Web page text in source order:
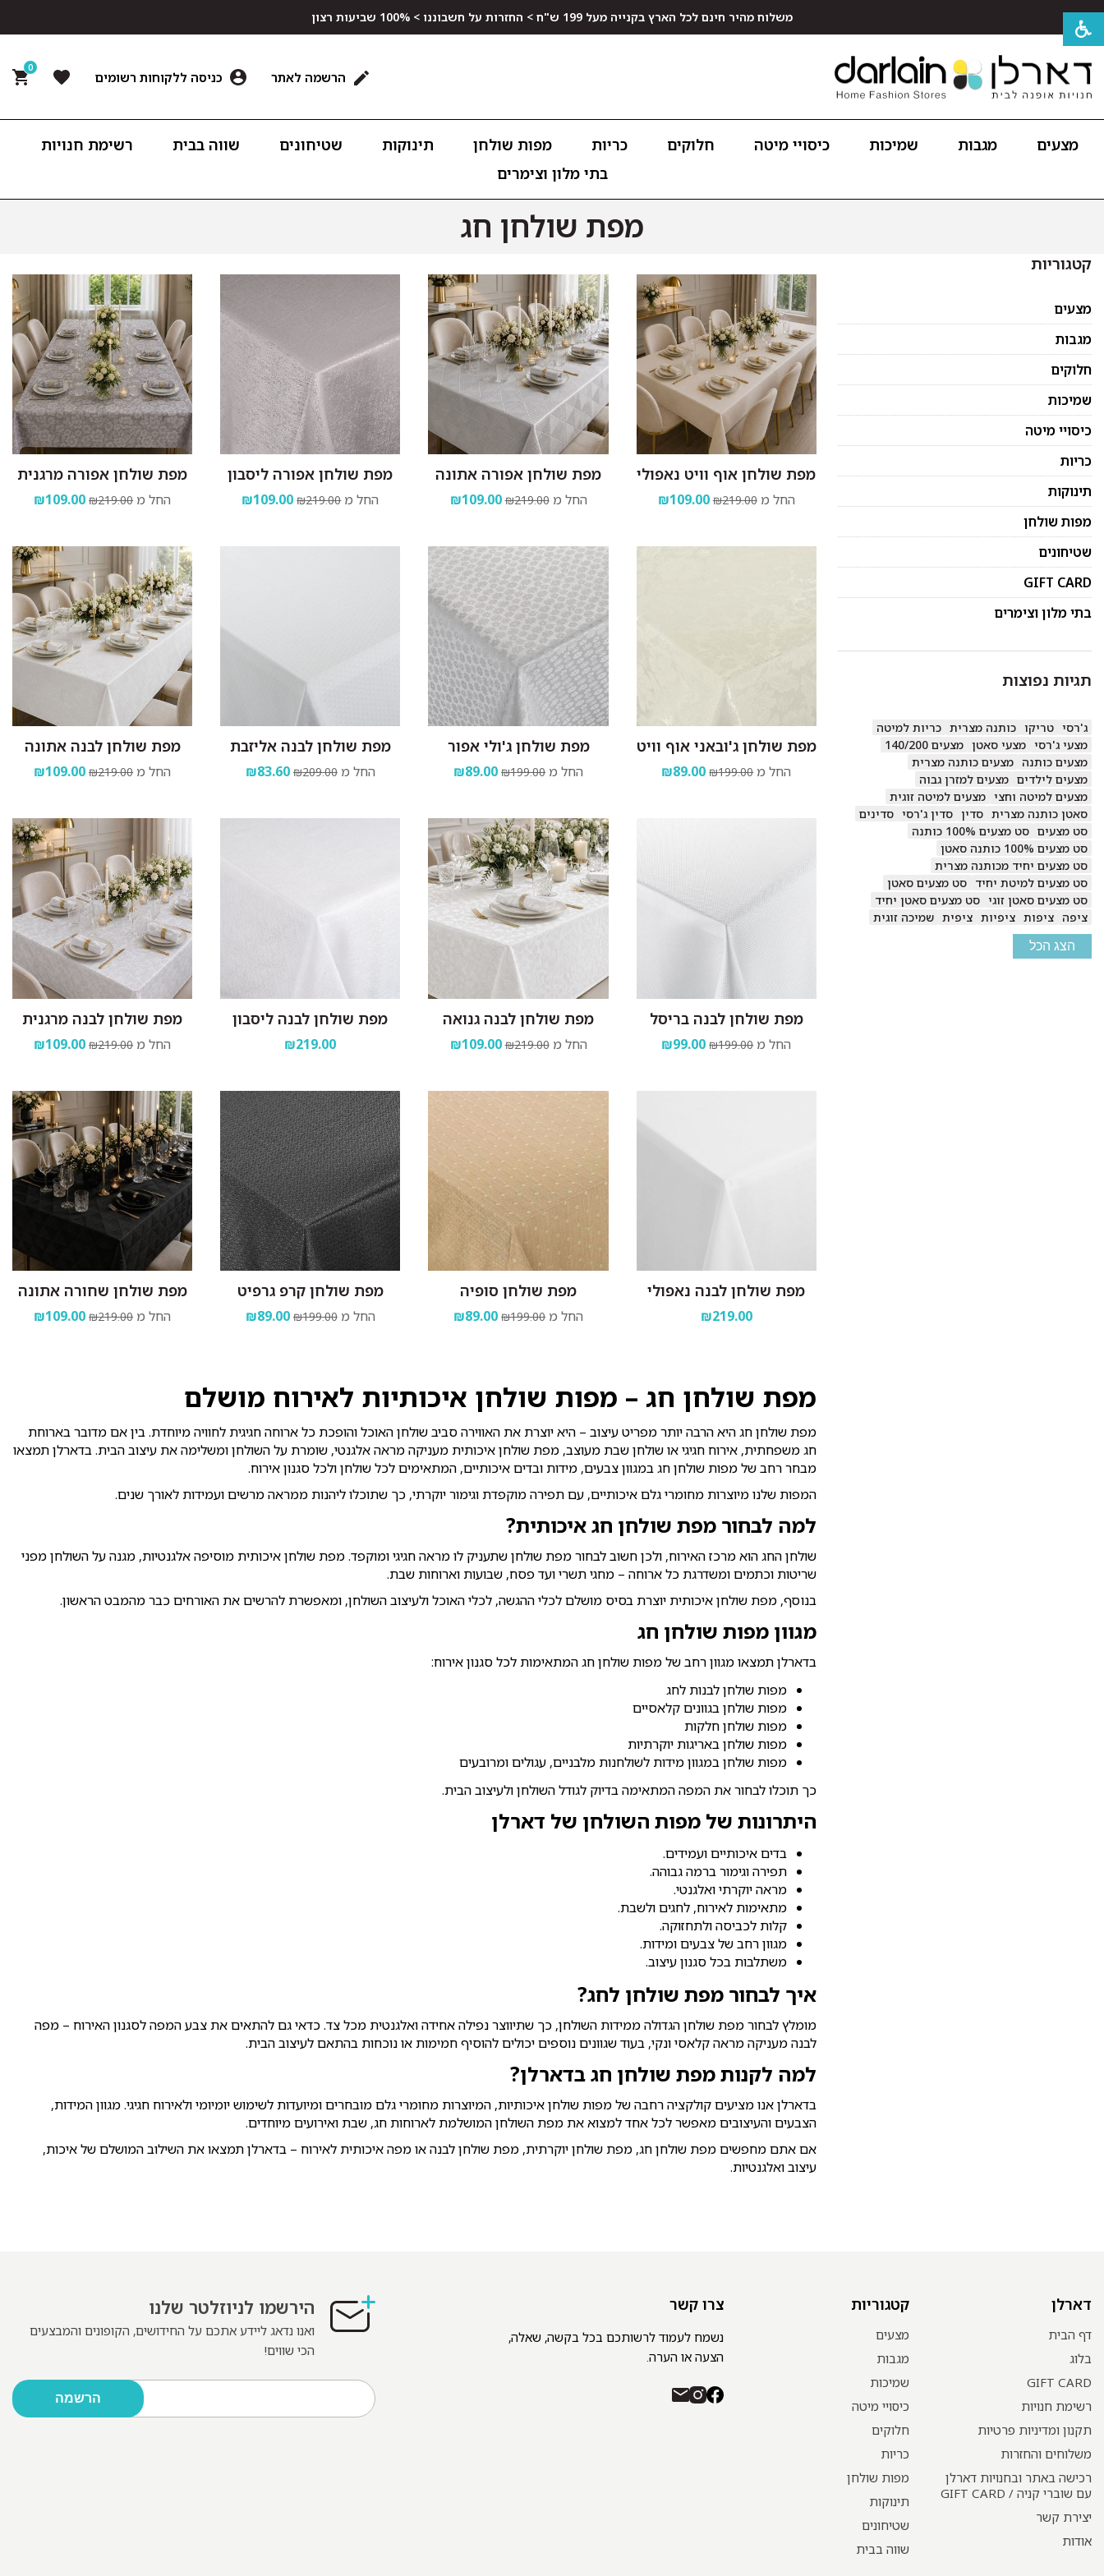
משלוח מהיר חינם לכל הארץ בקנייה מעל 199 ש"ח > החזרות על חשבוננו > 100% שביעות רצון
הרשמה לאתר כניסה ללקוחות רשומים
0
מצעים מגבות שמיכות כיסויי מיטה חלוקים כריות מפות שולחן תינוקות שטיחונים שווה בבית
רשימת חנויות
בתי מלון וצימרים
מפת שולחן חג
מפת שולחן אוף וויט נאפולי
החל מ ₪219.00
₪109.00
מפת שולחן אפורה אתונה
החל מ ₪219.00
₪109.00
מפת שולחן אפורה ליסבון
החל מ ₪219.00
₪109.00
מפת שולחן אפורה מרגנית
החל מ ₪219.00
₪109.00
מפת שולחן ג'ובאני אוף וויט
החל מ ₪199.00
₪89.00
מפת שולחן ג'ולי אפור
החל מ ₪199.00
₪89.00
מפת שולחן לבנה אליזבת
החל מ ₪209.00
₪83.60
מפת שולחן לבנה אתונה
החל מ ₪219.00
₪109.00
מפת שולחן לבנה בריסל
החל מ ₪199.00
₪99.00
מפת שולחן לבנה גנואה
החל מ ₪219.00
₪109.00
מפת שולחן לבנה ליסבון
₪219.00
מפת שולחן לבנה מרגנית
החל מ ₪219.00
₪109.00
מפת שולחן לבנה נאפולי
₪219.00
מפת שולחן סופיה
החל מ ₪199.00
₪89.00
מפת שולחן קרפ גרפיט
החל מ ₪199.00
₪89.00
מפת שולחן שחורה אתונה
החל מ ₪219.00
₪109.00
מפת שולחן חג – מפות שולחן איכותיות לאירוח מושלם
מפת שולחן חג היא הרבה יותר מפריט עיצוב – היא יוצרת את האווירה סביב שולחן האוכל והופכת כל ארוחה חגיגית לחוויה מיוחדת. בין אם מדובר בארוחת
חג משפחתית, אירוח חגיגי או שולחן שבת מעוצב, מפת שולחן איכותית מעניקה מראה אלגנטי, שומרת על השולחן ומשלימה את עיצוב הבית. בדארלן תמצאו
מבחר רחב של מפות שולחן חג במגוון צבעים, מידות ובדים איכותיים, המתאימים לכל שולחן ולכל סגנון אירוח.
המפות שלנו מיוצרות מחומרי גלם איכותיים, עם תפירה מוקפדת וגימור יוקרתי, כך שתוכלו ליהנות ממראה מרשים ועמידות לאורך שנים.
למה לבחור מפת שולחן חג איכותית?
שולחן החג הוא מרכז האירוח, ולכן חשוב לבחור מפת שולחן שתעניק לו מראה חגיגי ומוקפד. מפת שולחן איכותית מוסיפה אלגנטיות, מגנה על השולחן מפני
שריטות וכתמים ומשדרגת כל ארוחה – מחגי תשרי ועד פסח, שבועות וארוחות שבת.
בנוסף, מפת שולחן איכותית יוצרת בסיס מושלם לכלי ההגשה, לכלי האוכל ולעיצוב השולחן, ומאפשרת להרשים את האורחים כבר מהמבט הראשון.
מגוון מפות שולחן חג
בדארלן תמצאו מגוון רחב של מפות שולחן חג המתאימות לכל סגנון אירוח:
מפות שולחן לבנות לחג
מפות שולחן בגוונים קלאסיים
מפות שולחן חלקות
מפות שולחן באריגות יוקרתיות
מפות שולחן במגוון מידות לשולחנות מלבניים, עגולים ומרובעים
כך תוכלו לבחור את המפה המתאימה בדיוק לגודל השולחן ולעיצוב הבית.
היתרונות של מפות השולחן של דארלן
בדים איכותיים ועמידים.
תפירה וגימור ברמה גבוהה.
מראה יוקרתי ואלגנטי.
מתאימות לאירוח, לחגים ולשבת.
קלות לכביסה ולתחזוקה.
מגוון רחב של צבעים ומידות.
משתלבות בכל סגנון עיצוב.
איך לבחור מפת שולחן לחג?
מומלץ לבחור מפת שולחן הגדולה ממידות השולחן, כך שתיווצר נפילה אחידה ואלגנטית מכל צד. כדאי גם להתאים את צבע המפה לסגנון האירוח – מפה
לבנה מעניקה מראה קלאסי ונקי, בעוד שגוונים נוספים יכולים להוסיף חמימות או נוכחות בהתאם לעיצוב הבית.
למה לקנות מפת שולחן חג בדארלן?
בדארלן אנו מציעים קולקציה רחבה של מפות שולחן איכותיות, המיוצרות מחומרי גלם מובחרים ומיועדות לשימוש יומיומי ולאירוח חגיגי. מגוון המידות,
הצבעים והעיצובים מאפשר לכל אחד למצוא את מפת השולחן המושלמת לארוחות חג, שבת ואירועים מיוחדים.
אם אתם מחפשים מפת שולחן חג, מפת שולחן יוקרתית, מפת שולחן לבנה או מפה איכותית לאירוח – בדארלן תמצאו את השילוב המושלם של איכות,
עיצוב ואלגנטיות.
קטגוריות
מצעים
מגבות
חלוקים
שמיכות
כיסויי מיטה
כריות
תינוקות
מפות שולחן
שטיחונים
GIFT CARD
בתי מלון וצימרים
תגיות נפוצות
ג'רסי טריקו כותנה מצרית כריות למיטה
מצעי ג'רסי מצעי סאטן מצעים 140/200
מצעים כותנה מצעים כותנה מצרית
מצעים לילדים מצעים למזרן גבוה
מצעים למיטה וחצי מצעים למיטה זוגית
סאטן כותנה מצרית סדין סדין ג'רסי סדינים
סט מצעים סט מצעים 100% כותנה
סט מצעים 100% כותנה סאטן
סט מצעים יחיד מכותנה מצרית
סט מצעים למיטת יחיד סט מצעים סאטן
סט מצעים סאטן זוגי סט מצעים סאטן יחיד
ציפה ציפות ציפיות ציפית שמיכה זוגית
הצג הכל
דארלן
דף הבית
בלוג
GIFT CARD
רשימת חנויות
תקנון ומדיניות פרטיות
משלוחים והחזרות
רכישה באתר ובחנויות דארלן
עם שוברי קניה / GIFT CARD
יצירת קשר
אודות
קטגוריות
מצעים
מגבות
שמיכות
כיסויי מיטה
חלוקים
כריות
מפות שולחן
תינוקות
שטיחונים
שווה בבית
צרו קשר
נשמח לעמוד לרשותכם בכל בקשה, שאלה,
הצעה או הערה.
הירשמו לניוזלטר שלנו
ואנו נדאג ליידע אתכם על החידושים, הקופונים והמבצעים
הכי שווים!